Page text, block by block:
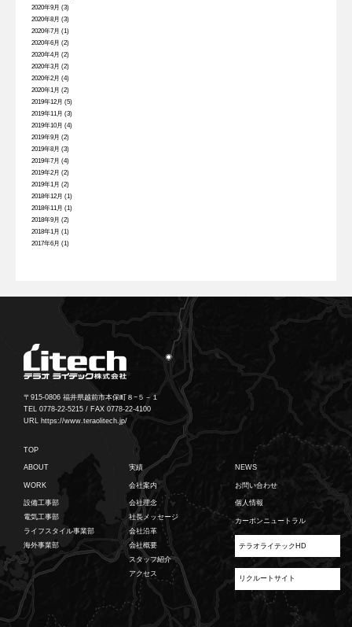
2020年9月 (3)
2020年8月 (3)
2020年7月 (1)
2020年6月 (2)
2020年4月 (2)
2020年3月 (2)
2020年2月 (4)
2020年1月 (2)
2019年12月 (5)
2019年11月 (3)
2019年10月 (4)
2019年9月 (2)
2019年8月 (3)
2019年7月 (4)
2019年2月 (2)
2019年1月 (2)
2018年12月 (1)
2018年11月 (1)
2018年9月 (2)
2018年1月 (1)
2017年6月 (1)
〒915-0806 福井県越前市本保町８−５－１
TEL 0778-22-5215 / FAX 0778-22-4100
URL https://www.teraolitech.jp/
TOP
ABOUT 実績 NEWS
WORK
設備工事部
電気工事部
ライフスタイル事業部
海外事業部
会社案内
会社理念
社長メッセージ
会社沿革
会社概要
スタッフ紹介
アクセス
お問い合わせ
個人情報
カーボンニュートラル
テラオライテックHD
リクルートサイト